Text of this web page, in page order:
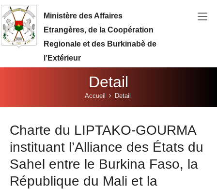
Aller au contenu principal
Ministère des Affaires
Etrangères, de la Coopération
Regionale et des Burkinabè de
l’Extérieur
Detail
Accueil Detail
Charte du LIPTAKO-GOURMA
instituant l’Alliance des États du
Sahel entre le Burkina Faso, la
République du Mali et la